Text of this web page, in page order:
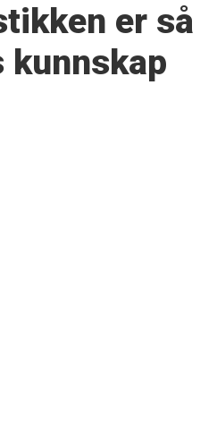
er så
kunnskap